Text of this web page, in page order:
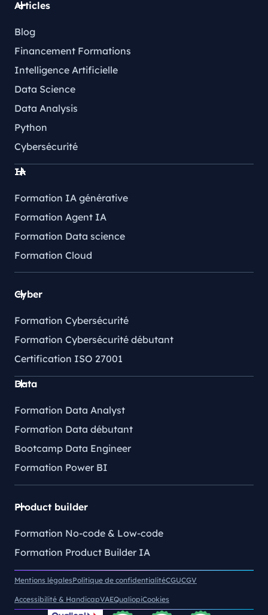
Articles
Blog
Financement Formations
Intelligence Artificielle
Data Science
Data Analysis
Python
Cybersécurité
IA
Formation IA générative
Formation Agent IA
Formation Data science
Formation Cloud
Cyber
Formation Cybersécurité
Formation Cybersécurité débutant
Certification ISO 27001
Data
Formation Data Analyst
Formation Data débutant
Bootcamp Data Engineer
Formation Power BI
Product builder
Formation No-code & Low-code
Formation Product Builder IA
Mentions légalesPolitique de confidentialitéCGUCGV
Accessibilité & HandicapVAEQualiopiCookies